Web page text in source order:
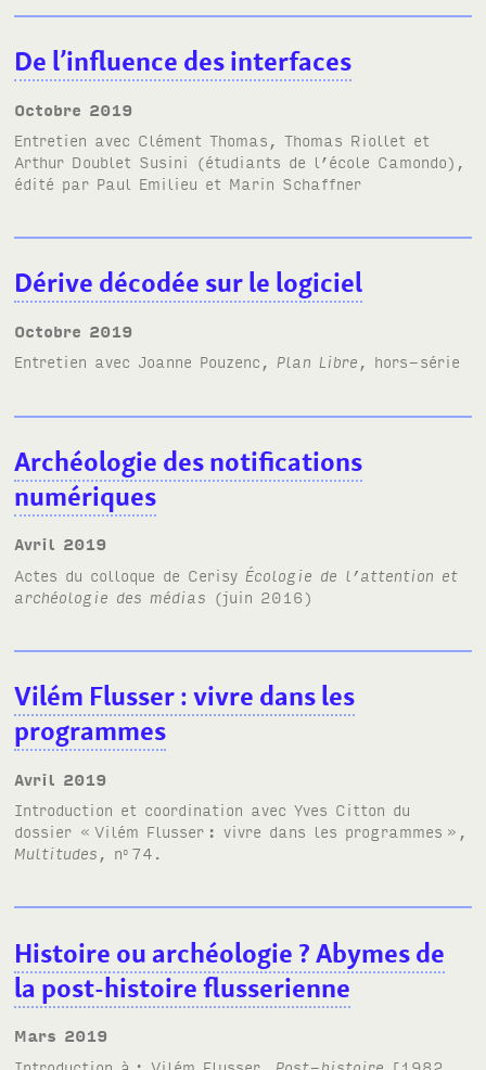
De l’influence des interfaces
octobre 2019
Entretien avec Clément Thomas, Thomas Riollet et
Arthur Doublet Susini (étudiants de l’école Camondo),
édité par Paul Emilieu et Marin Schaffner
Dérive décodée sur le logiciel
octobre 2019
Entretien avec Joanne Pouzenc, Plan Libre , hors-série
Archéologie des notifications
numériques
avril 2019
Actes du colloque de Cerisy Écologie de l’attention et
archéologie des médias (juin 2016)
Vilém Flusser: vivre dans les
programmes
avril 2019
Introduction et coordination avec Yves Citton du
dossier « Vilém Flusser : vivre dans les programmes »,
Multitudes , no 74.
Histoire ou archéologie ? Abymes de
la post-histoire flusserienne
mars 2019
Introduction à : Vilém Flusser, Post-histoire [1982,